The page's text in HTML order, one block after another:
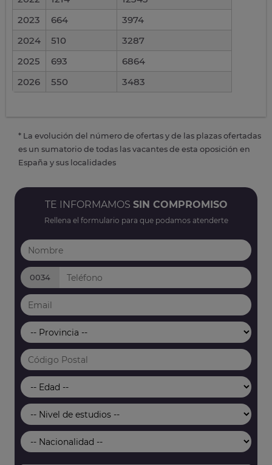
2023
664
3974
2024
510
3287
2025
693
6864
2026
550 3483
* La evolución del número de ofertas y de las plazas ofertadas
es un sumatorio de todas las vacantes de esta oposición en
España y sus localidades
TE INFORMAMOS SIN COMPROMISO
Rellena el formulario para que podamos atenderte
0034